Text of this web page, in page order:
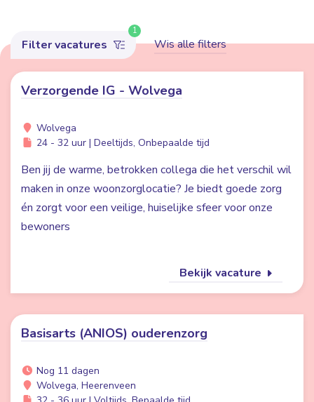
Filter vacatures
1
Wis alle filters
Verzorgende IG - Wolvega
Wolvega
24 - 32 uur | Deeltijds, Onbepaalde tijd
Ben jij de warme, betrokken collega die het verschil wil
maken in onze woonzorglocatie? Je biedt goede zorg
én zorgt voor een veilige, huiselijke sfeer voor onze
bewoners
Bekijk vacature
Basisarts (ANIOS) ouderenzorg
Nog 11 dagen
Wolvega, Heerenveen